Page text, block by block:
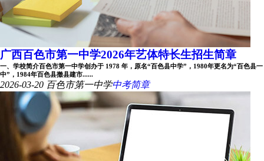
广西百色市第一中学2026年艺体特长生招生简章
一、学校简介百色市第一中学创办于 1978 年，原名“百色县中学”，1980年更名为“百色县一
中”，1984年百色县撤县建市......
2026-03-20 百色市第一中学中考简章